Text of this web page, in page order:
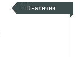
В наличии